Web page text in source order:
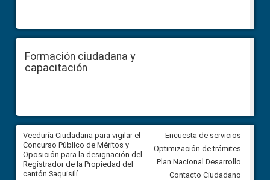
Formación ciudadana y
capacitación
Veeduría Ciudadana para vigilar el
Concurso Público de Méritos y
Oposición para la designación del
Registrador de la Propiedad del
cantón Saquisilí
Veeduría Ciudadana para
construcción del asfaltado de
Ballenita del cantón Santa
Encuesta de servicios
Optimización de trámites
Plan Nacional Desarrollo
Contacto Ciudadano